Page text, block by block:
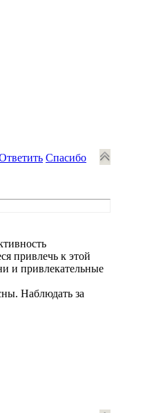
Спасибо
привлечь к этой
и привлекательные
Наблюдать за